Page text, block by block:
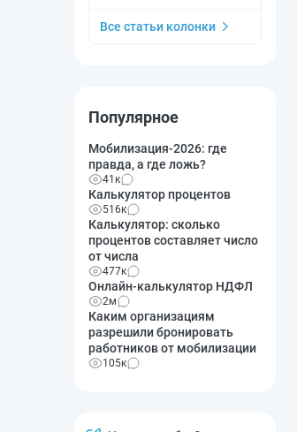
Все статьи колонки
Популярное
Мобилизация-2026: где
правда, а где ложь?
41к
Калькулятор процентов
516к
Калькулятор: сколько
процентов составляет число
от числа
477к
Онлайн-калькулятор НДФЛ
2м
Каким организациям
разрешили бронировать
работников от мобилизации
105к